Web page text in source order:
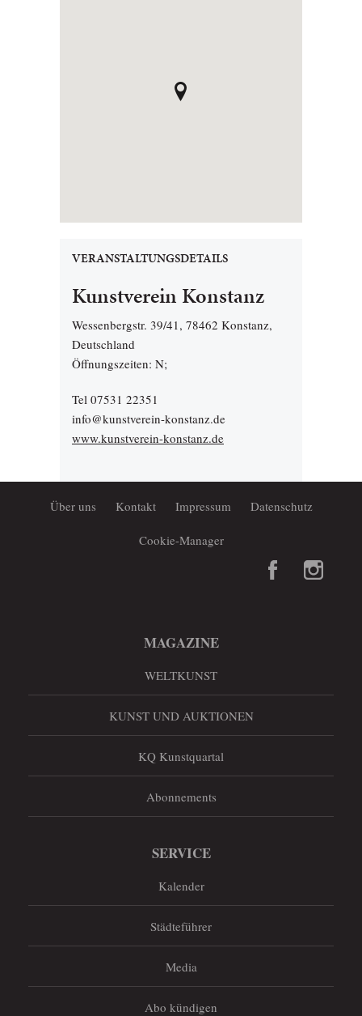
VERANSTALTUNGSDETAILS
Kunstverein Konstanz
Wessenbergstr. 39/41, 78462 Konstanz,
Deutschland
Öffnungszeiten: N;
Tel 07531 22351
info@kunstverein-konstanz.de
www.kunstverein-konstanz.de
Über uns Kontakt Impressum Datenschutz
Cookie-Manager
MAGAZINE
WELTKUNST
KUNST UND AUKTIONEN
KQ Kunstquartal
Abonnements
SERVICE
Kalender
Städteführer
Media
Abo kündigen